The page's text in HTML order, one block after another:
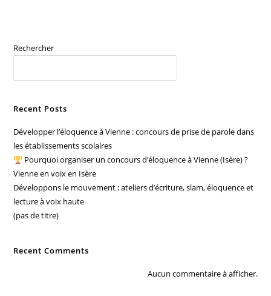
Rechercher
Recent Posts
Développer l’éloquence à Vienne : concours de prise de parole dans
les établissements scolaires
Pourquoi organiser un concours d’éloquence à Vienne (Isère) ?
Vienne en voix en Isère
Développons le mouvement : ateliers d’écriture, slam, éloquence et
lecture à voix haute
(pas de titre)
Recent Comments
Aucun commentaire à afficher.